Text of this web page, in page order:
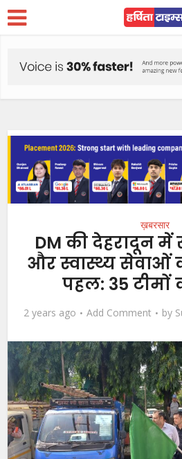
ख़बरसार
DM की देहरादून में
और स्वास्थ्य सेवाओं
पहल: 35 टीमों
2 years ago Add Comment by